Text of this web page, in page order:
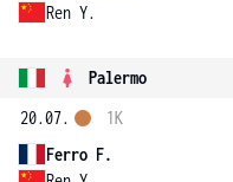
Ren Y.
Palermo
20.07.
Ferro F.
1K